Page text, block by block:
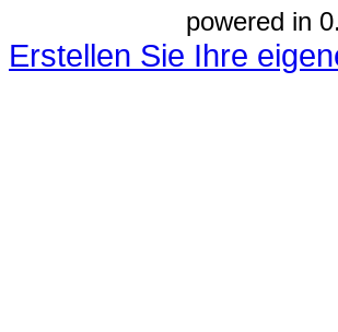
powered in
Erstellen Sie Ihre